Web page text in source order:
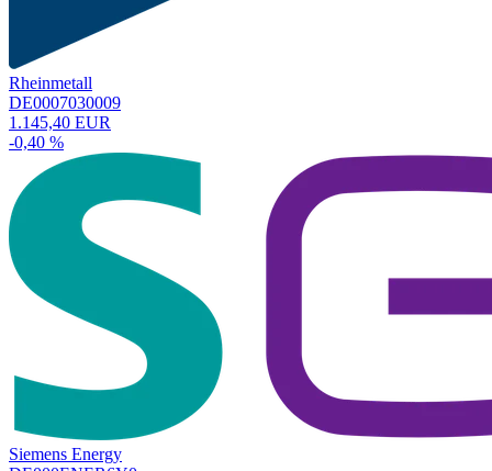
Rheinmetall
DE0007030009
1.145,40 EUR
-0,40 %
Siemens Energy